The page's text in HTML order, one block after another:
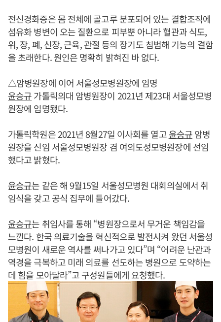
전신경화증은 몸 전체에 골고루 분포되어 있는 결합조직에
섬유화 병변이 오는 질환으로 피부뿐 아니라 혈관과 식도,
위, 장, 폐, 신장, 근육, 관절 등의 장기도 침범해 기능의 결함
을 초래한다. 원인은 명확히 밝혀진 바 없다.
△암병원장에 이어 서울성모병원장에 임명
윤승규가톨릭의대 암병원장이 2021년 제23대 서울성모병
원장에 임명됐다.
가톨릭학원은 2021년 8월27일 이사회를 열고윤승규암병
원장을 신임 서울성모병원장 겸 여의도성모병원장에 선임
했다고 밝혔다.
윤승규는 같은 해 9월15일 서울성모병원 대회의실에서 취
임식을 갖고 공식 집무에 들어갔다.
윤승규는 취임사를 통해 “병원장으로서 무거운 책임감을
느낀다. 한국 의료기술을 혁신적으로 발전시켜 왔던 서울성
모병원이 새로운 역사를 써나가고 있다”며 “어려운 난관과
역경을 극복하고 미래 의료를 선도하는 병원으로 도약하는
데 힘을 모아달라”고 구성원들에게 요청했다.